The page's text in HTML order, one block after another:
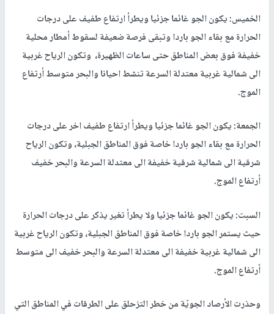
الخميس: يكون الجو غائما جزئيا ويطرأ ارتفاع طفيف على درجات
الحرارة مع بقاء الجو باردا وتبقى فرصة ضعيفة لسقوط أمطار محلية
خفيفة فوق بعض المناطق حتى ساعات الظهيرة، وتكون الرياح غربية
الى شمالية غربية معتدلة السرعة تنشط احيانا والبحر متوسط أرتفاع
الموج.
الجمعة: يكون الجو غائما جزئيا ويطرأ ارتفاع طفيف اخر على درجات
الحرارة مع بقاء الجو باردا خاصة فوق المناطق الجبلية، وتكون الرياح
شرقية الى شمالية شرقية خفيفة الى معتدلة السرعة والبحر خفيف
أرتفاع الموج.
السبت: يكون الجو غائما جزئيا ولا يطرأ تغير يذكر على درجات الحرارة
حيث يستمر الجو باردا خاصة فوق المناطق الجبلية، وتكون الرياح غربية
الى شمالية غربية خفيفة الى معتدلة السرعة والبحر خفيف الى متوسط
أرتفاع الموج.
وحذرت الأرصاد الجويّة من خطر التزحلق على الطرقات في المناطق التي